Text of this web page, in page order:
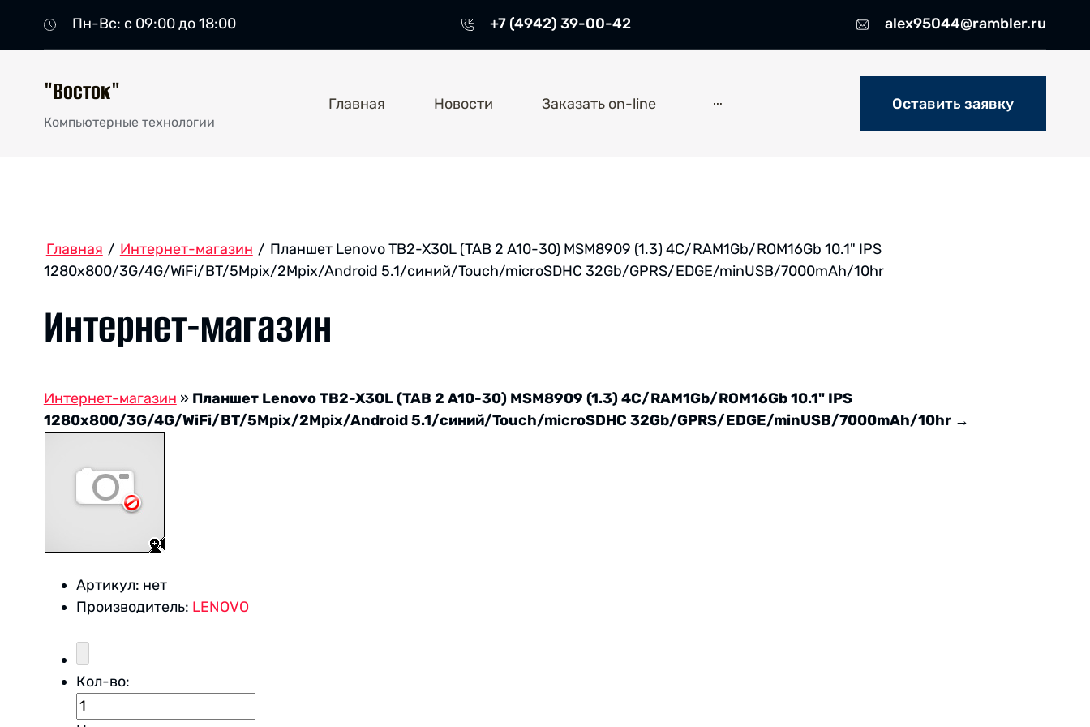
Пн-Вс: с 09:00 до 18:00 +7 (4942) 39-00-42 alex95044@rambler.ru
"Восток"
Компьютерные технологии
Главная Новости Заказать on-line ... Оставить заявку
Главная / Интернет-магазин / Планшет Lenovo TB2-X30L (TAB 2 A10-30) MSM8909 (1.3) 4C/RAM1Gb/ROM16Gb 10.1" IPS
1280x800/3G/4G/WiFi/BT/5Mpix/2Mpix/Android 5.1/синий/Touch/microSDHC 32Gb/GPRS/EDGE/minUSB/7000mAh/10hr
Интернет-магазин
Интернет-магазин » Планшет Lenovo TB2-X30L (TAB 2 A10-30) MSM8909 (1.3) 4C/RAM1Gb/ROM16Gb 10.1" IPS
1280x800/3G/4G/WiFi/BT/5Mpix/2Mpix/Android 5.1/синий/Touch/microSDHC 32Gb/GPRS/EDGE/minUSB/7000mAh/10hr →
Артикул: нет
Производитель: LENOVO
Кол-во: